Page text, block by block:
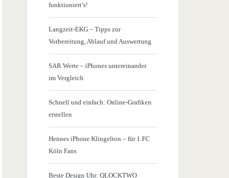
funktioniert’s!
Langzeit-EKG – Tipps zur
Vorbereitung, Ablauf und Auswertung
SAR Werte – iPhones untereinander
im Vergleich
Schnell und einfach: Online-Grafiken
erstellen
Hennes iPhone Klingelton – für 1.FC
Köln Fans
Beste Design Uhr: QLOCKTWO